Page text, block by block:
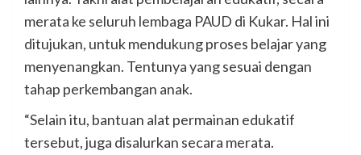
merata ke seluruh lembaga PAUD di Kukar. Hal ini
ditujukan, untuk mendukung proses belajar yang
menyenangkan. Tentunya yang sesuai dengan
tahap perkembangan anak.
“Selain itu, bantuan alat permainan edukatif
tersebut, juga disalurkan secara merata.